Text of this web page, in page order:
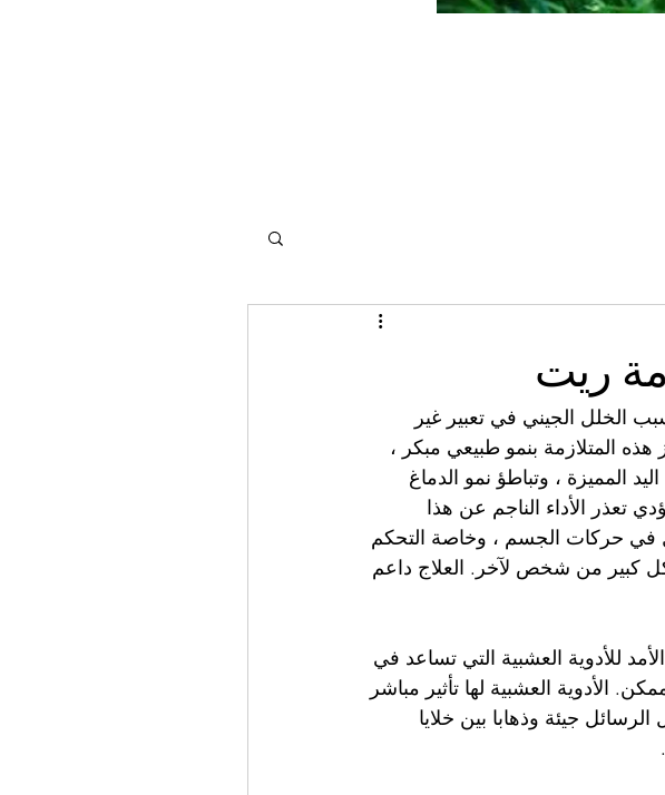
ريت
الخلل الجيني في تعبير غير
المتلازمة بنمو طبيعي مبكر ،
المميزة ، وتباطؤ نمو الدماغ
الأداء الناجم عن هذا
في حركات الجسم ، وخاصة التحكم
كبير من شخص لآخر. العلاج داعم
للأدوية العشبية التي تساعد في
الأدوية العشبية لها تأثير مباشر
جيئة وذهابا بين خلايا